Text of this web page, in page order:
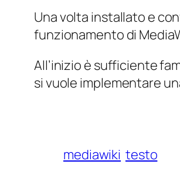
Una volta installato e
funzionamento di
All’inizio è sufficiente
si vuole implementare
mediawiki testo